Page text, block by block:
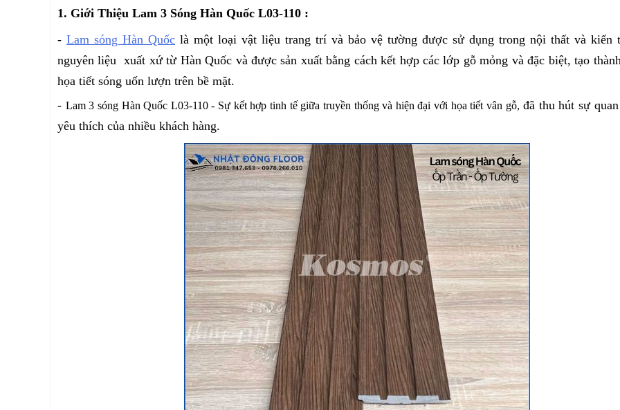
1. Giới Thiệu Lam 3 Sóng Hàn Quốc L03-110 :
- Lam sóng Hàn Quốc là một loại vật liệu trang trí và bảo vệ tường được sử dụng trong nội thất và kiến
nguyên liệu xuất xứ từ Hàn Quốc và được sản xuất bằng cách kết hợp các lớp gỗ mỏng và đặc biệt, tạo
họa tiết sóng uốn lượn trên bề mặt.
- Lam 3 sóng Hàn Quốc L03-110 - Sự kết hợp tinh tế giữa truyền thống và hiện đại với họa tiết vân gỗ, đã thu hút sự
yêu thích của nhiều khách hàng.